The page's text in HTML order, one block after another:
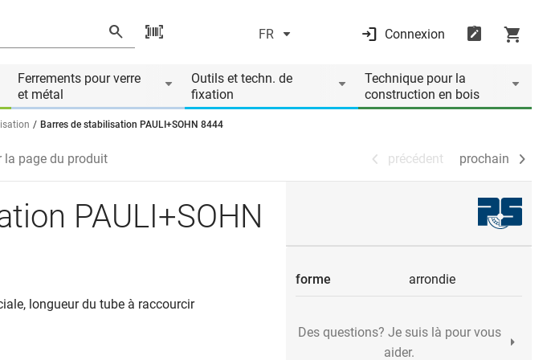
FR Connexion
Ferrements pour verre
et métal
Outils et techn. de
fixation
Technique pour la
construction en bois
Barres de stabilisation PAULI+SOHN 8444
précédent prochain
la page du produit précédent prochain
PAULI+SOHN
longueur du tube à raccourcir
forme arrondie
Des questions? Je suis là pour vous
aider.